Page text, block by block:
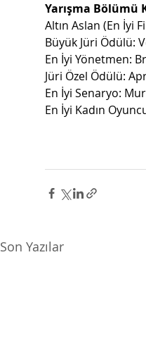
Yarışma Bölümü
Altın Aslan (En İyi
Büyük Jüri Ödülü:
En İyi Yönetmen:
Jüri Özel Ödülü:
En İyi Senaryo:
En İyi Kadın
Son Yazılar